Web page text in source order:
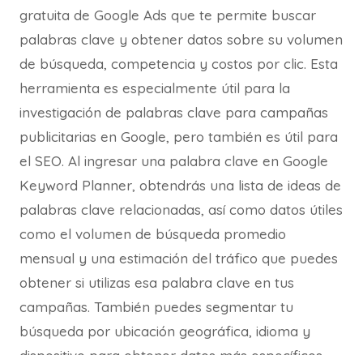
gratuita de Google Ads que te permite buscar
palabras clave y obtener datos sobre su volumen
de búsqueda, competencia y costos por clic. Esta
herramienta es especialmente útil para la
investigación de palabras clave para campañas
publicitarias en Google, pero también es útil para
el SEO. Al ingresar una palabra clave en Google
Keyword Planner, obtendrás una lista de ideas de
palabras clave relacionadas, así como datos útiles
como el volumen de búsqueda promedio
mensual y una estimación del tráfico que puedes
obtener si utilizas esa palabra clave en tus
campañas. También puedes segmentar tu
búsqueda por ubicación geográfica, idioma y